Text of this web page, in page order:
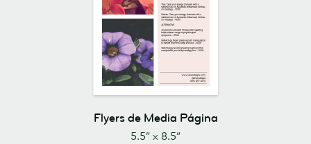
Flyers de Media Página
5.5” x 8.5”